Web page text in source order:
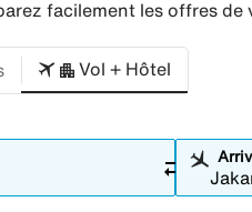
facilement les offres
Vol + Hôtel
sync_alt